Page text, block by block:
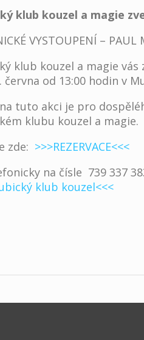
klub kouzel a magie
VYSTOUPENÍ – PAUL
klub kouzel a magie
června od 13:00 hodin v
tuto akci je pro
klubu kouzel a magie.
zde: >>>REZERVACE<<<
na čísle 739 337
klub kouzel<<<